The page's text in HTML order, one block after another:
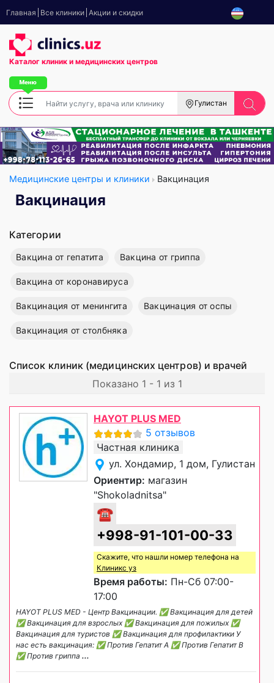
Главная Все клиники Акции и скидки
Каталог клиник и медицинских центров
Гулистан
Медицинские центры и клиники Вакцинация
Вакцинация
Категории
Вакцина от гепатита Вакцина от гриппа
Вакцина от коронавируса
Вакцинация от менингита Вакцинация от оспы
Вакцинация от столбняка
Список клиник (медицинских центров) и врачей
Показано 1 - 1 из 1
HAYOT PLUS MED
5 отзывов
Частная клиника
ул. Хондамир, 1 дом, Гулистан
Ориентир: магазин
"Shokoladnitsa"
☎
+998-91-101-00-33
Скажите, что нашли номер телефона на
Клиникс уз
Время работы: Пн-Сб 07:00-
17:00
HAYOT PLUS MED - Центр Вакцинации. ✅ Вакцинация для детей
✅ Вакцинация для взрослых ✅ Вакцинация для пожилых ✅
Вакцинация для туристов ✅ Вакцинация для профилактики У
нас есть вакцинация: ✅ Против Гепатит A ✅ Против Гепатит B
✅ Против гриппа ...